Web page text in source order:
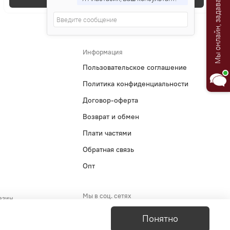
Информация
Пользовательское соглашение
Политика конфиденциальности
Договор-оферта
Возврат и обмен
Плати частями
Обратная связь
Опт
Мы в соц. сетях
Понятно